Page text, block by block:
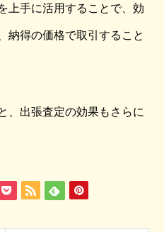
上手に活用することで、効
納得の価格で取引すること
、出張査定の効果もさらに